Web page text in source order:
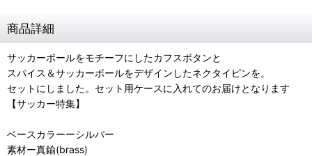
商品詳細
サッカーボールをモチーフにしたカフスボタンと
スパイス＆サッカーボールをデザインしたネクタイピンを。
セットにしました。セット用ケースに入れてのお届けとなります
【サッカー特集】
ベースカラーーシルバー
素材ー真鍮(brass)